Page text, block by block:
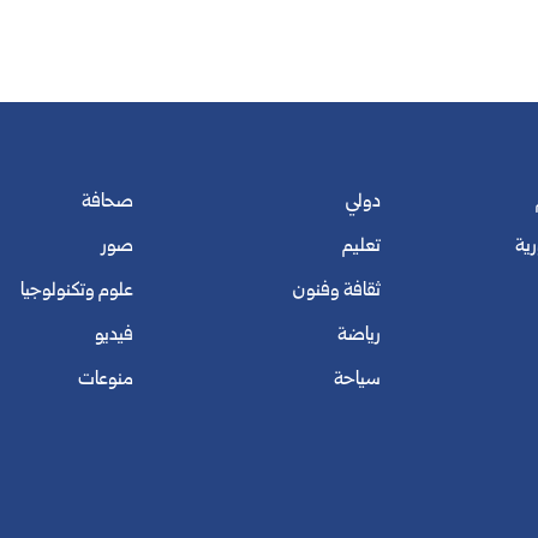
دولي
تعليم
ثقافة وفنون
رياضة
سياحة
صحافة
صور
علوم وتكنولوجيا
فيديو
منوعات